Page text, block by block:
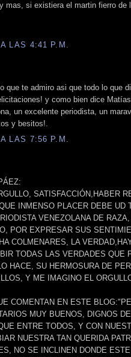
mas, si existiera el martin fierro de
LAS 4:41 P.M.
que te admiro asi que todo lo que
y como bien dice
un excelente periodista, un
y besitos!.
LAS 7:56 P.M.
SATISFACCIÓN,HABER
INMENSO PLACER DEBE UD
VENEZOLANA DE
POR EXPRESAR SUS
COLMENARES, LA
TODAS LAS VERDADES QUE
HACE, SU HERMOSURA DE
Y ME IMAGINO EL
COMENTAN EN ESTE
MUY BUENOS, DIGNOS
ENTRE TODOS, Y CON
NUESTRA TAN QUERIDA
NO SE INCLINEN DONDE